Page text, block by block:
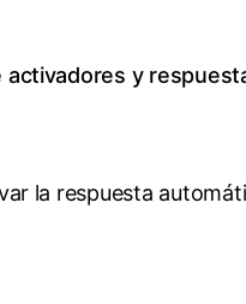
activadores y
la respuesta